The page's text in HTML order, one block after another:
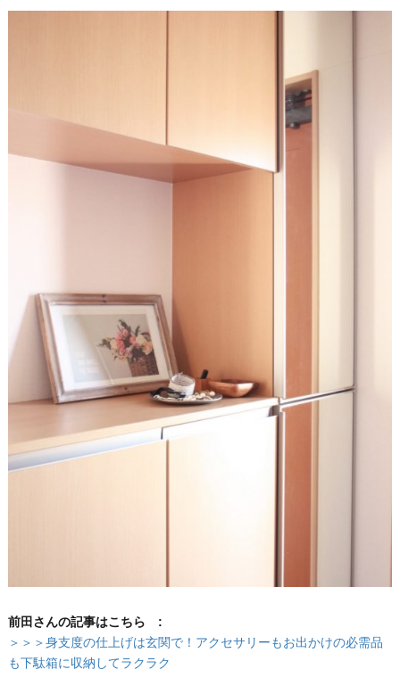
前田さんの記事はこちら :
＞＞＞身支度の仕上げは玄関で！アクセサリーもお出かけの必需品
も下駄箱に収納してラクラク